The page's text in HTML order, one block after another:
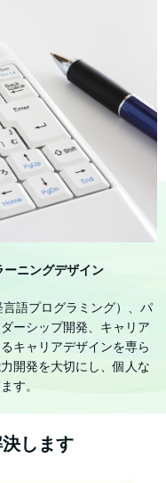
ニングデザイン
言語プログラミング）、パ
ーシップ開発、キャリア
キャリアデザインを専ら
開発を大切にし、個人な
す。
します